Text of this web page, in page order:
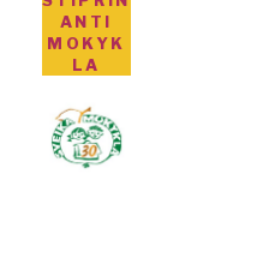
ANTI
MOKYK
LA